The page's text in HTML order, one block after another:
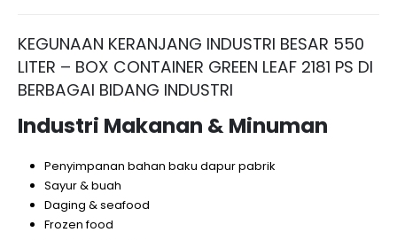
KEGUNAAN KERANJANG INDUSTRI BESAR 550
LITER – BOX CONTAINER GREEN LEAF 2181 PS DI
BERBAGAI BIDANG INDUSTRI
Industri Makanan & Minuman
Penyimpanan bahan baku dapur pabrik
Sayur & buah
Daging & seafood
Frozen food